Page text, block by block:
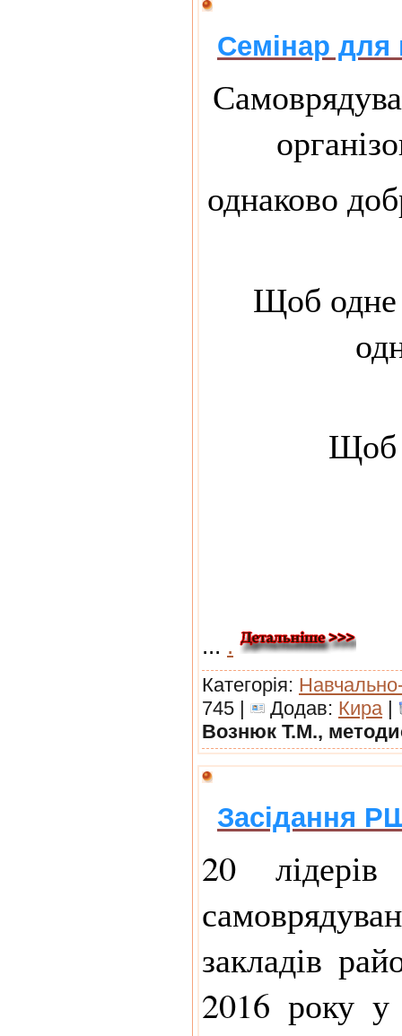
Семінар для
однаково
Щоб одне
Щоб
... .
Категорія:
745 |
Додав: Кира|
Вознюк Т.М.,
Засідання
20 лідерів
закладів
2016 року у